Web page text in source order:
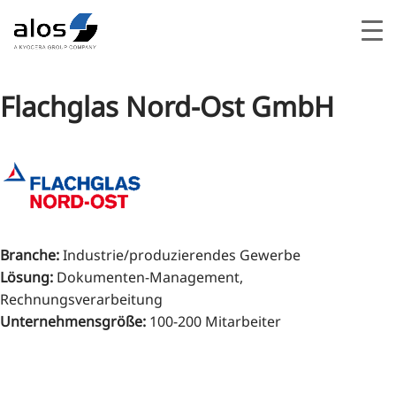
Flachglas Nord-Ost GmbH
Branche:Industrie/produzierendes Gewerbe
Lösung: Dokumenten-Management,
Rechnungsverarbeitung
Unternehmensgröße: 100-200 Mitarbeiter